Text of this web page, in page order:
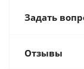
Задать
Отзывы